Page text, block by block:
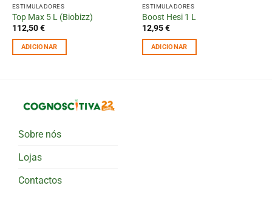
ESTIMULADORES
Top Max 5 L (Biobizz)
112,50€
ADICIONAR
ESTIMULADORES
Boost Hesi 1 L
12,95€
ADICIONAR
Sobre nós
Lojas
Contactos